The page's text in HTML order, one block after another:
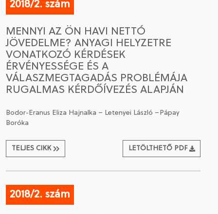
2018/2. szám
MENNYI AZ ÖN HAVI NETTÓ
JÖVEDELME? ANYAGI HELYZETRE
VONATKOZÓ KÉRDÉSEK
ÉRVÉNYESSÉGE ÉS A
VÁLASZMEGTAGADÁS PROBLÉMÁJA
RUGALMAS KÉRDŐÍVEZÉS ALAPJÁN
Bodor-Eranus Eliza Hajnalka – Letenyei László –Pápay
Boróka
TELJES CIKK LETÖLTHETŐ PDF
2018/2. szám